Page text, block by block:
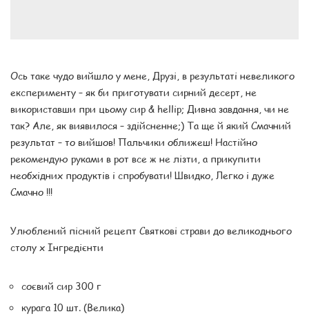
Ось таке чудо вийшло у мене, Друзі, в результаті невеликого
експерименту – як би приготувати сирний десерт, не
використавши при цьому сир & hellip; Дивна завдання, чи не
так? Але, як виявилося – здійсненне;) Та ще й який Смачний
результат – то вийшов! Пальчики оближеш! Настійно
рекомендую руками в рот все ж не лізти, а прикупити
необхідних продуктів і спробувати! Швидко, Легко і дуже
Смачно !!!
Улюблений пісний рецепт Святкові страви до великоднього
столу x Інгредієнти
соєвий сир 300 г
курага 10 шт. (Велика)